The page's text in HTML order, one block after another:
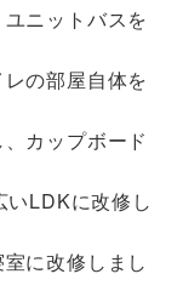
ニットバスを
の部屋自体を
カップボード
いLDKに改修し
に改修しまし